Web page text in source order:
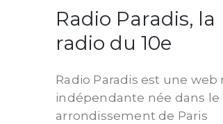
Radio Paradis, la
radio du 10e
Radio Paradis est une web
indépendante née dans le
arrondissement de Paris